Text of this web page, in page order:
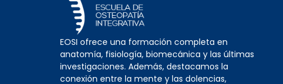
EOSI ofrece una formación completa en
anatomía, fisiología, biomecánica y las últimas
investigaciones. Además, destacamos la
conexión entre la mente y las dolencias,